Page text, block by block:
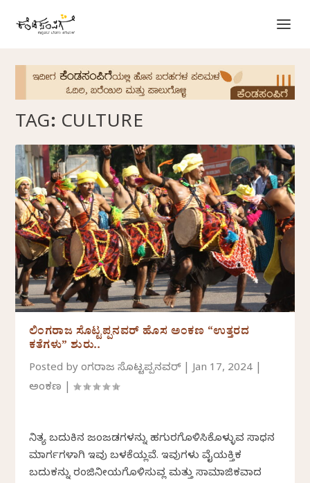
TAG: CULTURE
ಲಿಂಗರಾಜ ಸೊಟ್ಟಪ್ಪನವರ್‌ ಹೊಸ ಅಂಕಣ “ಉತ್ತರದ
ಕತೆಗಳು” ಶುರು..
Posted byಲಿಂಗರಾಜ ಸೊಟ್ಟಪ್ಪನವರ್‌|Jan 17, 2024
ಅಂಕಣ |
ನಿತ್ಯ ಬದುಕಿನ ಜಂಜಡಗಳನ್ನು ಹಗುರಗೊಳಿಸಿಕೊಳ್ಳುವ ಸಾಧನ
ಮಾರ್ಗಗಳಾಗಿ ಇವು ಬಳಕೆಯಲ್ಲಿವೆ. ಇವುಗಳು ವೈಯಕ್ತಿಕ
ಬದುಕನ್ನು ರಂಜಿನೀಯಗೊಳಿಸುವಲ್ಲಿ ಮತ್ತು ಸಾಮಾಜಿಕವಾದ